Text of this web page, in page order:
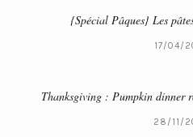
{Spécial Pâques} Les
17/04/
Thanksgiving : Pumpkin dinner
28/11/